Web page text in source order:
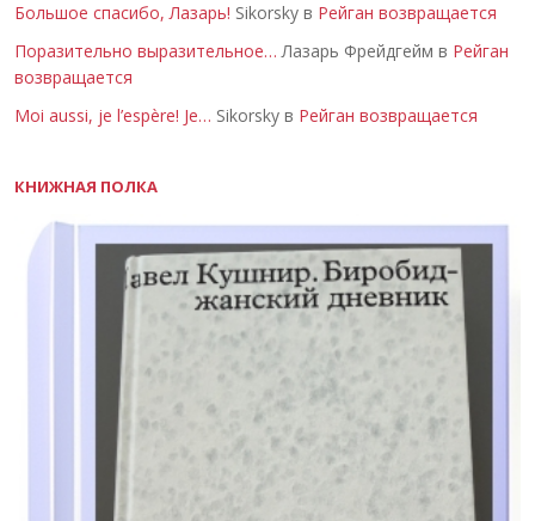
Большое спасибо, Лазарь! Sikorsky в Рейган возвращается
Поразительно выразительное… Лазарь Фрейдгейм в Рейган
возвращается
Moi aussi, je l’espère! Je… Sikorsky в Рейган возвращается
КНИЖНАЯ ПОЛКА